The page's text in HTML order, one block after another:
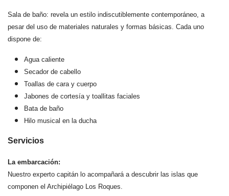
Sala de baño: revela un estilo indiscutiblemente contemporáneo, a
pesar del uso de materiales naturales y formas básicas. Cada uno
dispone de:
Agua caliente
Secador de cabello
Toallas de cara y cuerpo
Jabones de cortesía y toallitas faciales
Bata de baño
Hilo musical en la ducha
Servicios
La embarcación:
Nuestro experto capitán lo acompañará a descubrir las islas que
componen el Archipiélago Los Roques.